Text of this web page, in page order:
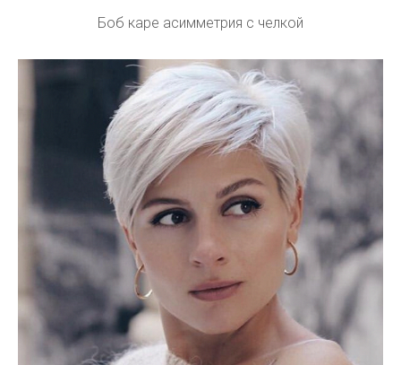
Боб каре асимметрия с челкой